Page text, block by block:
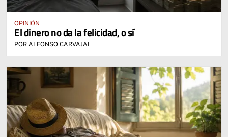
OPINIÓN
El dinero no da la felicidad, o sí
POR ALFONSO CARVAJAL